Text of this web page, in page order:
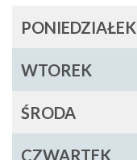
PONIEDZIAŁEK
WTOREK
ŚRODA
CZWARTEK